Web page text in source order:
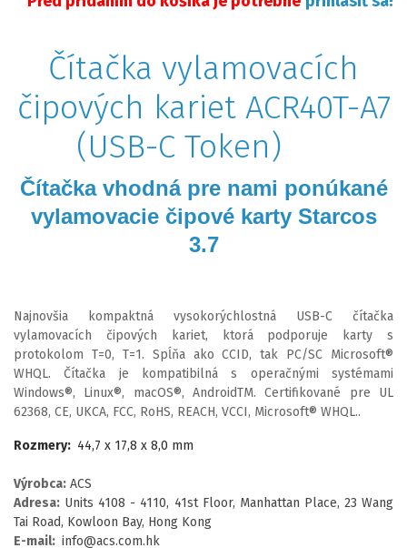
Čítačka vylamovacích
čipových kariet ACR40T-A7
(USB-C Token)
Čítačka vhodná pre nami ponúkané
vylamovacie čipové karty Starcos
3.7
Najnovšia kompaktná vysokorýchlostná USB-C čítačka
vylamovacích čipových kariet, ktorá podporuje karty s
protokolom T=0, T=1. Spĺňa ako CCID, tak PC/SC Microsoft®
WHQL. Čítačka je kompatibilná s operačnými systémami
Windows®, Linux®, macOS®, AndroidTM. Certifikované pre UL
62368, CE, UKCA, FCC, RoHS, REACH, VCCI, Microsoft® WHQL..
Rozmery: 44,7 x 17,8 x 8,0 mm
Výrobca: ACS
Adresa: Units 4108 - 4110, 41st Floor, Manhattan Place, 23 Wang
Tai Road, Kowloon Bay, Hong Kong
E-mail: info@acs.com.hk